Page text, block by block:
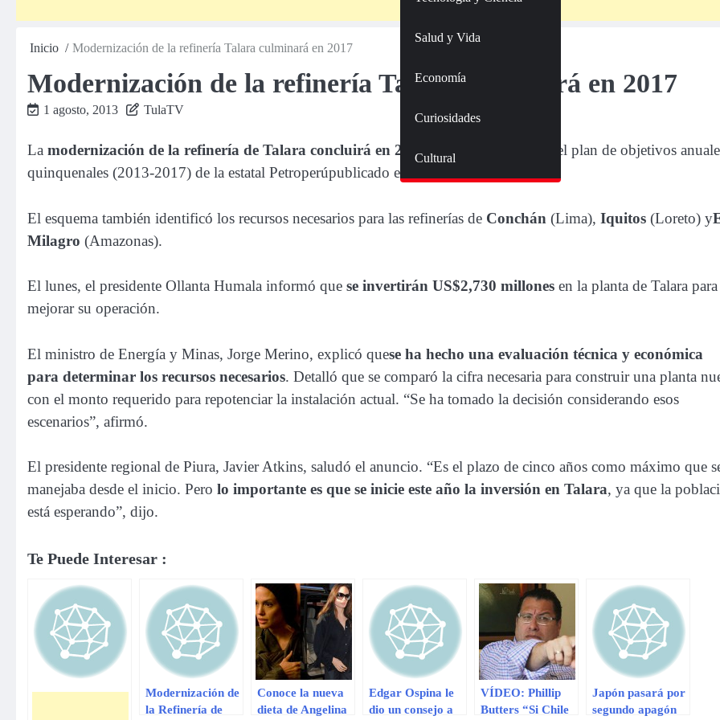
Salud y Vida
Economía
Curiosidades
Cultural
Inicio Modernización de la refinería Talara culminará en 2017
Modernización de la refinería Talara culminará en 2017
1 agosto, 2013 TulaTV
La modernización de la refinería de Talara concluirá en 2017 , según se precisó en el plan de objetivos
quinquenales (2013-2017) de la estatal Petroperúpublicado en el diario oficial.
El esquema también identificó los recursos necesarios para las refinerías de Conchán (Lima), Iquitos (Loreto) y
Milagro (Amazonas).
El lunes, el presidente Ollanta Humala informó que se invertirán US$2,730 millones en la planta de Talara para
mejorar su operación.
El ministro de Energía y Minas, Jorge Merino, explicó quese ha hecho una evaluación técnica y económica
para determinar los recursos necesarios. Detalló que se comparó la cifra necesaria para construir una planta
con el monto requerido para repotenciar la instalación actual. “Se ha tomado la decisión considerando esos
escenarios”, afirmó.
El presidente regional de Piura, Javier Atkins, saludó el anuncio. “Es el plazo de cinco años como máximo que
manejaba desde el inicio. Pero lo importante es que se inicie este año la inversión en Talara, ya que la
está esperando”, dijo.
Te Puede Interesar :
Modernización de
la Refinería de
Conoce la nueva
dieta de Angelina
Edgar Ospina le
dio un consejo a
VÍDEO: Phillip
Butters “Si Chile
Japón pasará por
segundo apagón